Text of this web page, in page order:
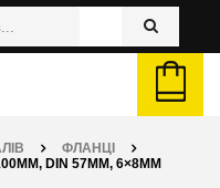
ФЛАНЦІ
DIN 57ММ, 6×8ММ